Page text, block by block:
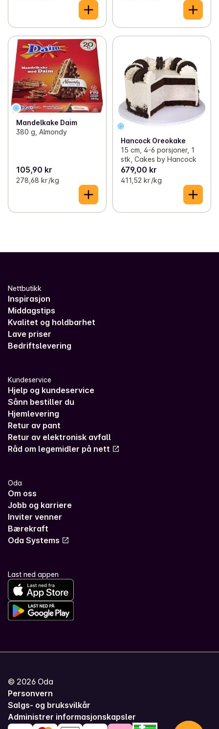
Mandelkake Daim
380 g, Almondy
105,90 kr
278,68 kr /kg
Hancock Oreokake
15 cm, 4-6 porsjoner, 1
stk, Cakes by Hancock
679,00 kr
411,52 kr /kg
Nettbutikk
Inspirasjon
Middagstips
Kvalitet og holdbarhet
Lave priser
Bedriftslevering
Kundeservice
Hjelp og kundeservice
Sånn bestiller du
Hjemlevering
Retur av pant
Retur av elektronisk avfall
Råd om legemidler på nett
Oda
Om oss
Jobb og karriere
Inviter venner
Bærekraft
Oda Systems
Last ned appen
© 2026 Oda
Personvern
Salgs- og bruksvilkår
Administrer informasjonskapsler